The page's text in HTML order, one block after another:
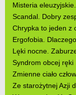
Misteria
Scandal. Dobry
Chrypka to jeden z
Ergofobia.
Lęki nocne.
Syndrom obcej ręki
Zmienne ciało
Ze starożytnej Azji